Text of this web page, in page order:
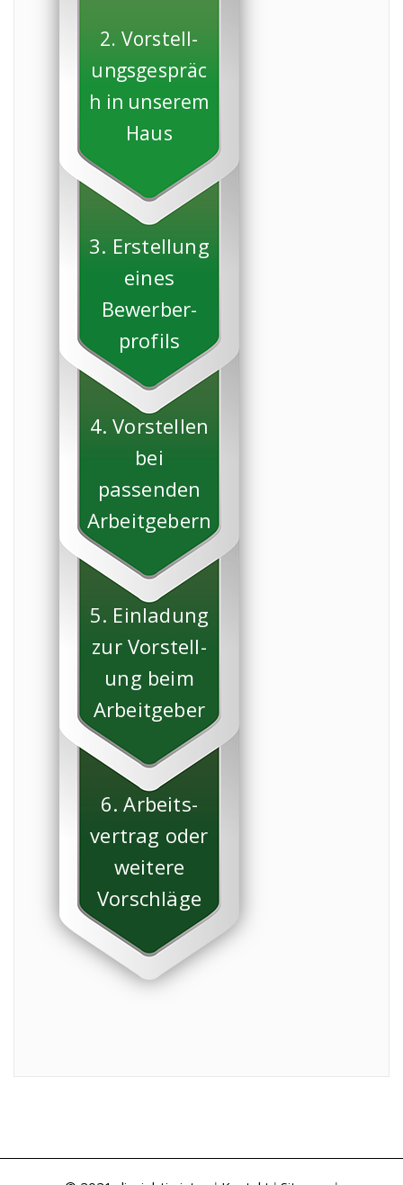
2. Vorstell-
ungsgespräc
h in unserem
Haus
3. Erstellung
eines
Bewerber-
profils
4. Vorstellen
bei
passenden
Arbeitgebern
5. Einladung
zur Vorstell-
ung beim
Arbeitgeber
6. Arbeits-
vertrag oder
weitere
Vorschläge